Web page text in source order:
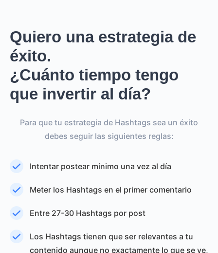
Quiero una estrategia de
éxito.
¿Cuánto tiempo tengo
que invertir al día?
Para que tu estrategia de Hashtags sea un éxito
debes seguir las siguientes reglas:
Intentar postear mínimo una vez al día
Meter los Hashtags en el primer comentario
Entre 27-30 Hashtags por post
Los Hashtags tienen que ser relevantes a tu
contenido aunque no exactamente lo que se ve,